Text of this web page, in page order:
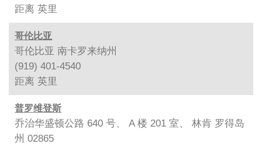
距离 英里
哥伦比亚
哥伦比亚 南卡罗来纳州
(919) 401-4540
距离 英里
普罗维登斯
乔治华盛顿公路 640 号、 A 楼 201 室、 林肯 罗得岛
州 02865